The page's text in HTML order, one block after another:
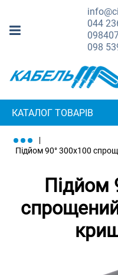
044
098
098
КАТАЛОГ ТОВАРІВ
Підйом 90° 300х100
Підйом